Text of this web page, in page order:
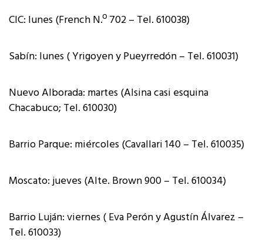
CIC: lunes (French N.º 702 – Tel. 610038)
Sabín: lunes ( Yrigoyen y Pueyrredón – Tel. 610031)
Nuevo Alborada: martes (Alsina casi esquina
Chacabuco; Tel. 610030)
Barrio Parque: miércoles (Cavallari 140 – Tel. 610035)
Moscato: jueves (Alte. Brown 900 – Tel. 610034)
Barrio Luján: viernes ( Eva Perón y Agustín Álvarez –
Tel. 610033)